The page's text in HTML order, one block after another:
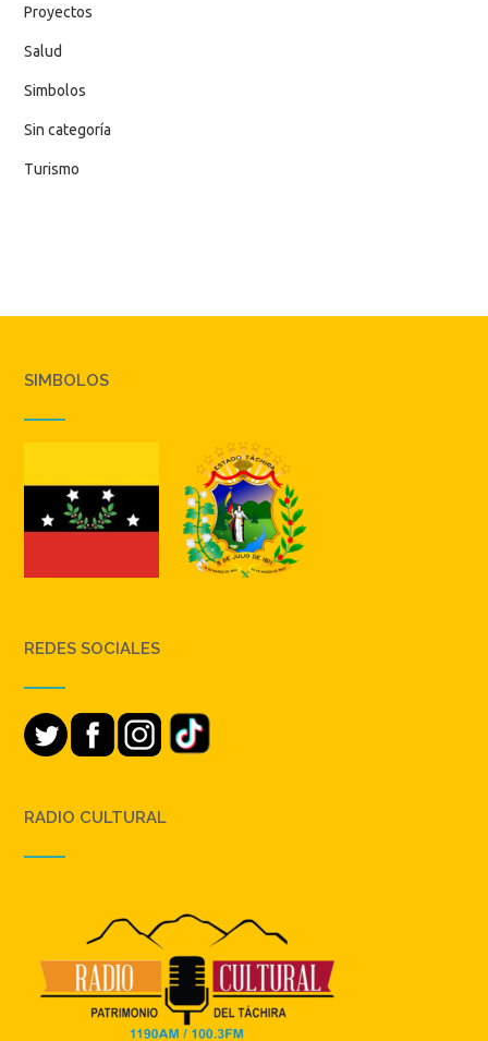
Proyectos
Salud
Simbolos
Sin categoría
Turismo
SIMBOLOS
REDES SOCIALES
RADIO CULTURAL